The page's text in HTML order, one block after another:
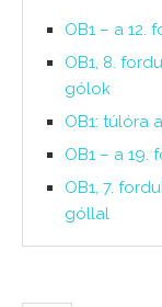
OB1 – a
OB1, 8.
gólok
OB1: túlóra
OB1 – a 19.
OB1, 7.
góllal